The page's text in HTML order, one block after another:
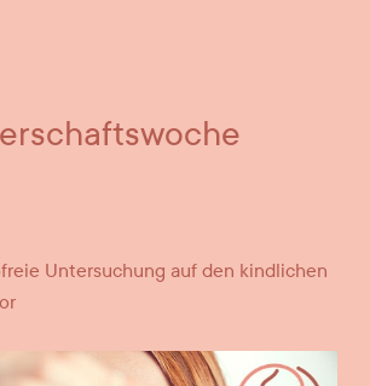
Untersuchung auf den kindlichen